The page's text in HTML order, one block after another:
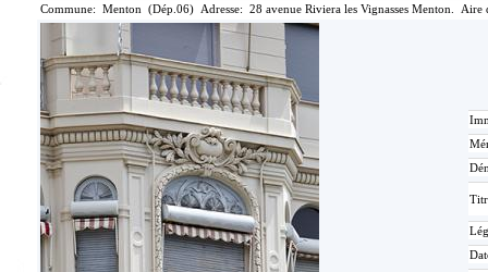
Commune: Menton (Dép.06) Adresse: 28 avenue Riviera les Vignasses Menton.